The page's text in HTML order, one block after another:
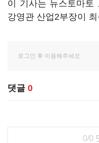
이 기사는 뉴스토마토
강영관 산업2부장이
댓글 0
0/0